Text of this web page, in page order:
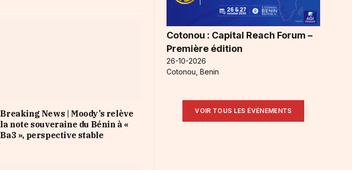
Breaking News | Moody’s relève
la note souveraine du Bénin à «
Ba3 », perspective stable
Cotonou : Capital Reach Forum –
Première édition
26-10-2026
Cotonou, Benin
VOIR TOUS LES ÉVÉNEMENTS